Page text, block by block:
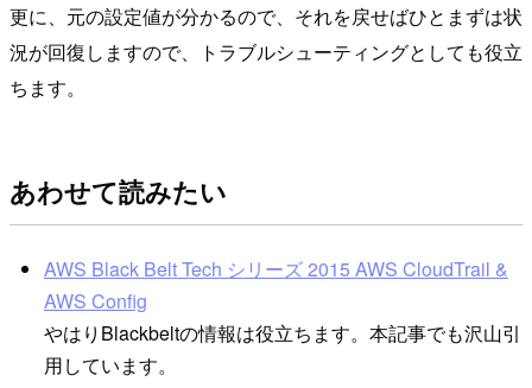
更に、元の設定値が分かるので、それを戻せばひとまずは状
況が回復しますので、トラブルシューティングとしても役立
ちます。
あわせて読みたい
AWS Black Belt Tech シリーズ 2015 AWS CloudTrail &
AWS Config
やはりBlackbeltの情報は役立ちます。本記事でも沢山引
用しています。